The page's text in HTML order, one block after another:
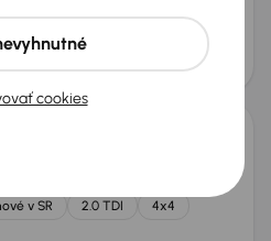
Koža +4 ďalších
Akciová cena na úver
v SR 2.0 TDI
4x4
cookies